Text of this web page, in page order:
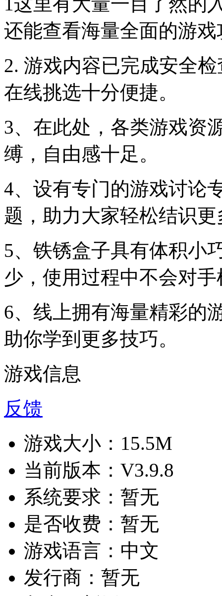
还能查看海量全面的游
2. 游戏内容已完成安全
在线挑选十分便捷。
3、在此处，各类游戏资
缚，自由感十足。
4、设有专门的游戏讨论
题，助力大家轻松结识
5、铁锈盒子具有体积小
少，使用过程中不会对
6、线上拥有海量精彩的
助你学到更多技巧。
游戏信息
反馈
游戏大小： 15.5M
当前版本： V3.9.8
系统要求： 暂无
是否收费： 暂无
游戏语言： 中文
发行商： 暂无